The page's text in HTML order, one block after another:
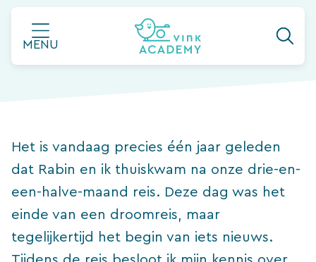
naar
de
MENU
#boekreisfotografie
Het is vandaag precies één jaar geleden
dat Rabin en ik thuiskwam na onze drie-en-
een-halve-maand reis. Deze dag was het
einde van een droomreis, maar
tegelijkertijd het begin van iets nieuws.